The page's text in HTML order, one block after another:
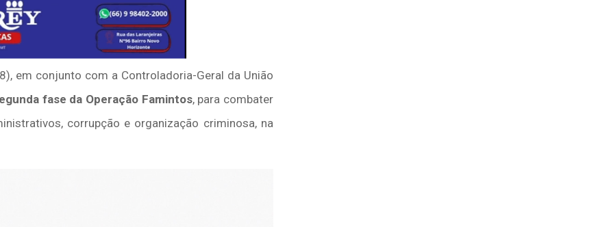
em conjunto com a Controladoria-Geral da União
fase da Operação Famintos, para combater
corrupção e organização criminosa, na